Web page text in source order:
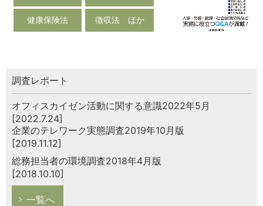
健康保険法 徴収法 ほか
調査レポート
オフィスカイゼン活動に関する意識2022年5月
[2022.7.24]
企業のテレワーク実態調査2019年10月版
[2019.11.12]
総務担当者の環境調査2018年4月版
[2018.10.10]
一覧へ